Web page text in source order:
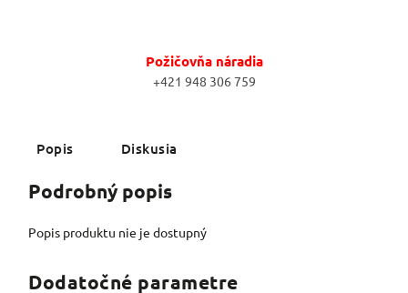
Požičovňa náradia
+421 948 306 759
Popis Diskusia
Podrobný popis
Popis produktu nie je dostupný
Dodatočné parametre